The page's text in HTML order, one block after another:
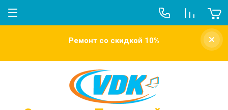
О компании
Новости
Ремонт со скидкой 10%